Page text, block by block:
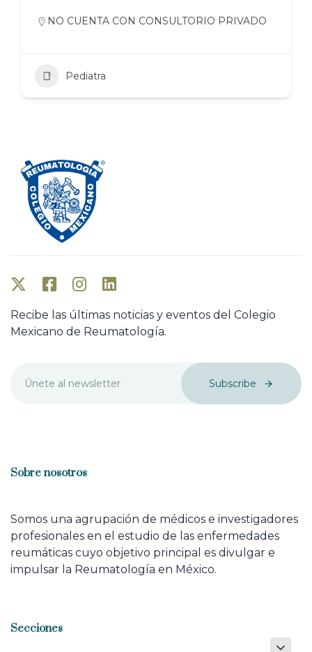
NO CUENTA CON CONSULTORIO PRIVADO
Pediatra
Recibe las últimas noticias y eventos del Colegio
Mexicano de Reumatología.
Subscribe
Sobre nosotros
Somos una agrupación de médicos e investigadores
profesionales en el estudio de las enfermedades
reumáticas cuyo objetivo principal es divulgar e
impulsar la Reumatología en México.
Secciones